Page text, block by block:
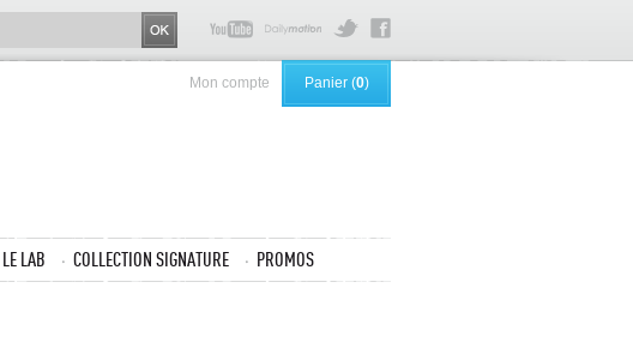
Mon compte Panier (0)
LE LAB COLLECTION SIGNATURE PROMOS